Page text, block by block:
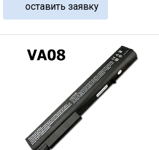
оставить заявку